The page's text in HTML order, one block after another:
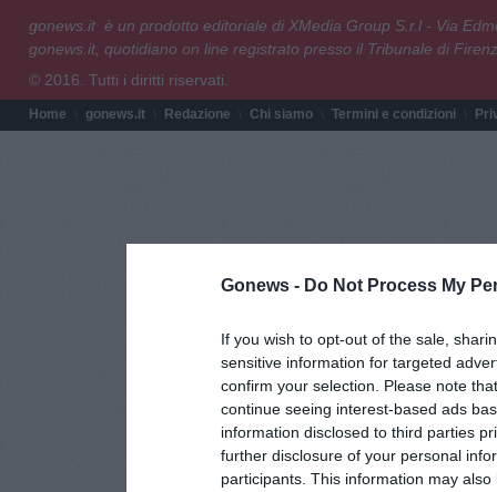
Gonews - Do Not Process My
If you wish to opt-out of the sale,
sensitive information for targeted
confirm your selection. Please note
continue seeing interest-based ads
information disclosed to third parties
further disclosure of your personal
participants. This information may
gonews.it è un prodotto editoriale di XMedia Group S.r.l - Via
gonews.it, quotidiano on line registrato presso il Tribunale di
© 2016. Tutti i diritti riservati.
Home gonews.it Redazione Chi siamo Termini e condizioni